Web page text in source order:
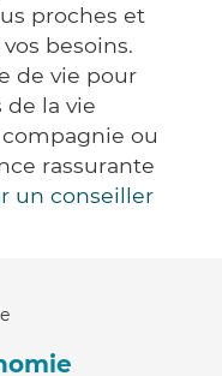
proches et
besoins.
de vie pour
de la vie
ou
rassurante
un conseiller